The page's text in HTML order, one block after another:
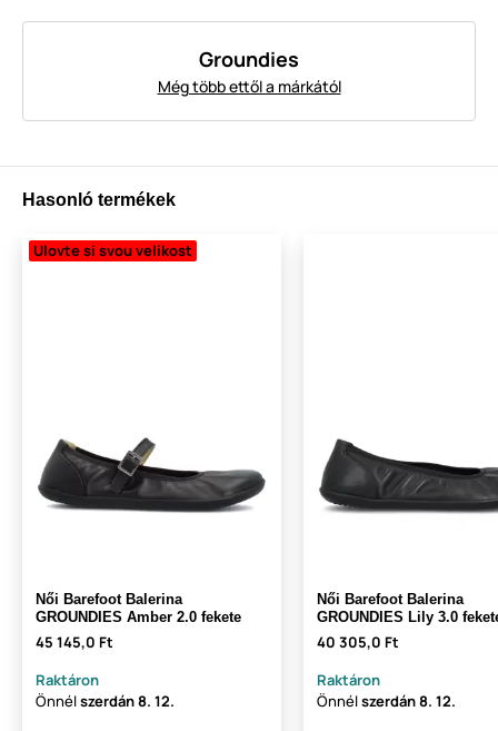
Groundies
Még több ettől a márkától
Hasonló termékek
Ulovte si svou velikost
Női Barefoot Balerina
GROUNDIES Amber 2.0 fekete
45 145,0 Ft
Raktáron
Önnélszerdán8. 12.
Női Barefoot Balerina
GROUNDIES Lily 3.0
40 305,0 Ft
Raktáron
Önnélszerdán8. 12.